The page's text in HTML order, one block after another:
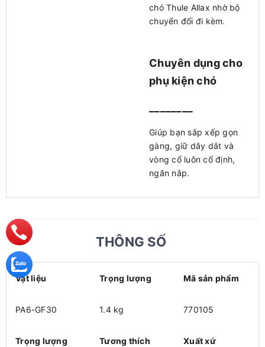
chó Thule Allax nhờ bộ
chuyển đổi đi kèm.
Chuyên dụng cho
phụ kiện chó
Giúp bạn sắp xếp gọn
gàng, giữ dây dắt và
vòng cổ luôn cố định,
ngăn nắp.
THÔNG SỐ
Vật liệu Trọng lượng Mã sản phẩm
PA6-GF30 1.4 kg 770105
Trọng lượng Tương thích Xuất xứ